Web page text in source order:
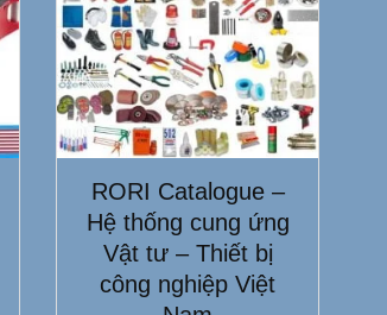
RORI Catalogue –
Hệ thống cung ứng
Vật tư – Thiết bị
công nghiệp Việt